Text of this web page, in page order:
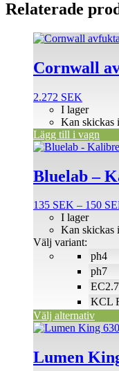
Relaterade
Cornwall
2.272 SEK
I lager
Kan skickas
Lägg till i vagn
Bluelab –
135 SEK – 150
ph4
ph7
KCL
I lager
Kan skickas
Välj variant:
Välj alternativ
Den
produkten
har
varianter.
olika
alternativen
Lumen